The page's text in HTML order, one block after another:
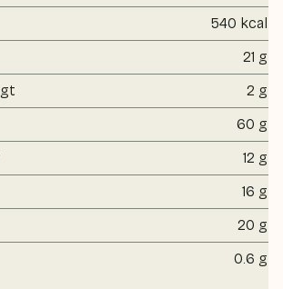
540 kcal
21 g
2 g
60 g
12 g
16 g
20 g
0.6 g